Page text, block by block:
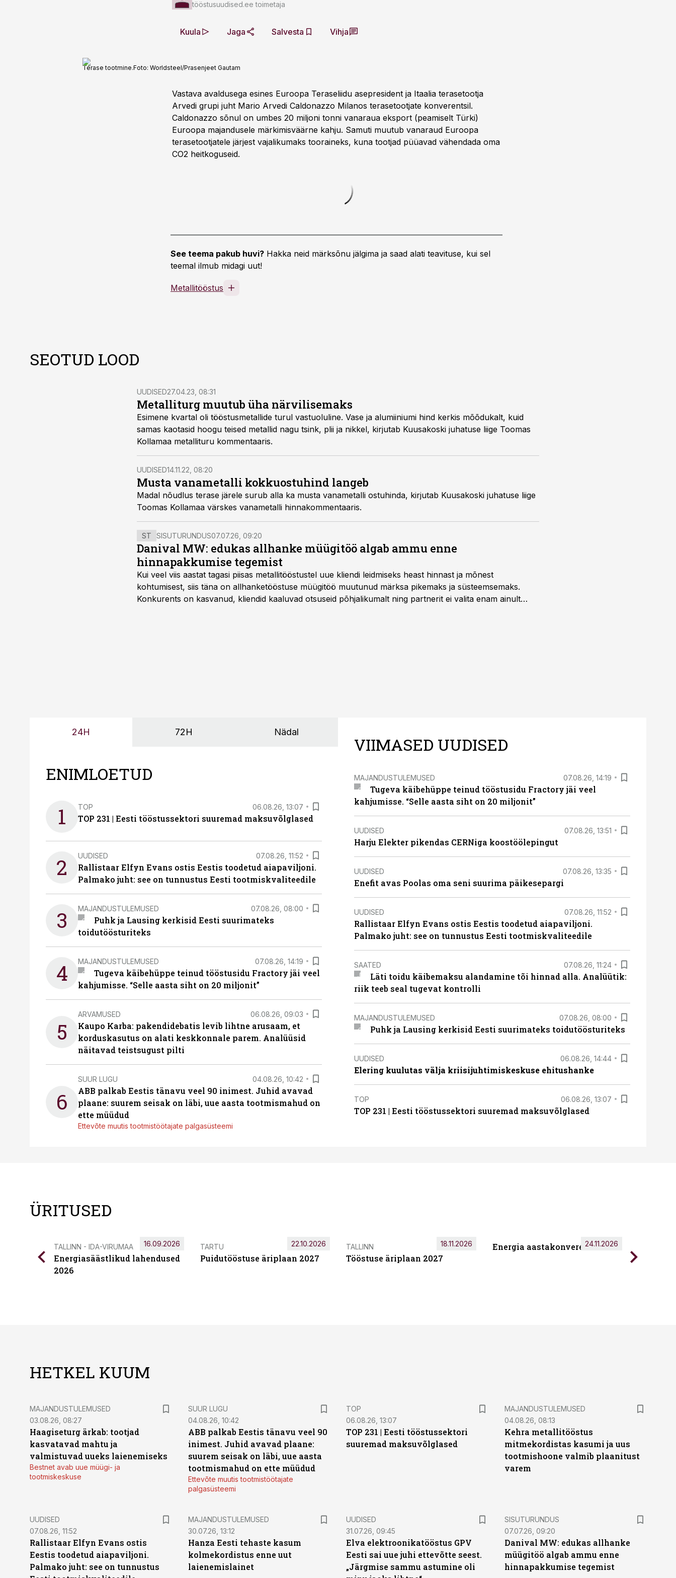
tööstusuudised.ee toimetaja
Kuula Jaga Salvesta Vihja
Terase tootmine.Foto: Worldsteel/Prasenjeet Gautam
Vastava avaldusega esines Euroopa Teraseliidu asepresident ja Itaalia terasetootja
Arvedi grupi juht Mario Arvedi Caldonazzo Milanos terasetootjate konverentsil.
Caldonazzo sõnul on umbes 20 miljoni tonni vanaraua eksport (peamiselt Türki)
Euroopa majandusele märkimisväärne kahju. Samuti muutub vanaraud Euroopa
terasetootjatele järjest vajalikumaks tooraineks, kuna tootjad püüavad vähendada oma
CO2 heitkoguseid.
See teema pakub huvi? Hakka neid märksõnu jälgima ja saad alati teavituse, kui sel
teemal ilmub midagi uut!
Metallitööstus
SEOTUD LOOD
UUDISED27.04.23, 08:31
Metalliturg muutub üha närvilisemaks
Esimene kvartal oli tööstusmetallide turul vastuoluline. Vase ja alumiiniumi hind kerkis mõõdukalt, kuid
samas kaotasid hoogu teised metallid nagu tsink, plii ja nikkel, kirjutab Kuusakoski juhatuse liige Toomas
Kollamaa metallituru kommentaaris.
UUDISED14.11.22, 08:20
Musta vanametalli kokkuostuhind langeb
Madal nõudlus terase järele surub alla ka musta vanametalli ostuhinda, kirjutab Kuusakoski juhatuse liige
Toomas Kollamaa värskes vanametalli hinnakommentaaris.
ST SISUTURUNDUS07.07.26, 09:20
Danival MW: edukas allhanke müügitöö algab ammu enne
hinnapakkumise tegemist
Kui veel viis aastat tagasi piisas metallitööstustel uue kliendi leidmiseks heast hinnast ja mõnest
kohtumisest, siis täna on allhanketööstuse müügitöö muutunud märksa pikemaks ja süsteemsemaks.
Konkurents on kasvanud, kliendid kaaluvad otsuseid põhjalikumalt ning partnerit ei valita enam ainult
24H 72H Nädal
ENIMLOETUD
1 TOP 06.08.26, 13:07
TOP 231 | Eesti tööstussektori suuremad maksuvõlglased
2 UUDISED 07.08.26, 11:52
Rallistaar Elfyn Evans ostis Eestis toodetud aiapaviljoni.
Palmako juht: see on tunnustus Eesti tootmiskvaliteedile
3 MAJANDUSTULEMUSED 07.08.26, 08:00
Puhk ja Lausing kerkisid Eesti suurimateks
toidutöösturiteks
4 MAJANDUSTULEMUSED 07.08.26, 14:19
Tugeva käibehüppe teinud tööstusidu Fractory jäi veel
kahjumisse. “Selle aasta siht on 20 miljonit”
5
ARVAMUSED 06.08.26, 09:03
Kaupo Karba: pakendidebatis levib lihtne arusaam, et
korduskasutus on alati keskkonnale parem. Analüüsid
näitavad teistsugust pilti
6
SUUR LUGU 04.08.26, 10:42
ABB palkab Eestis tänavu veel 90 inimest. Juhid avavad
plaane: suurem seisak on läbi, uue aasta tootmismahud on
ette müüdud
Ettevõte muutis tootmistöötajate palgasüsteemi
VIIMASED UUDISED
MAJANDUSTULEMUSED 07.08.26, 14:19
Tugeva käibehüppe teinud tööstusidu Fractory jäi veel
kahjumisse. “Selle aasta siht on 20 miljonit”
UUDISED 07.08.26, 13:51
Harju Elekter pikendas CERNiga koostöölepingut
UUDISED 07.08.26, 13:35
Enefit avas Poolas oma seni suurima päikesepargi
UUDISED 07.08.26, 11:52
Rallistaar Elfyn Evans ostis Eestis toodetud aiapaviljoni.
Palmako juht: see on tunnustus Eesti tootmiskvaliteedile
SAATED 07.08.26, 11:24
Läti toidu käibemaksu alandamine tõi hinnad alla. Analüütik:
riik teeb seal tugevat kontrolli
MAJANDUSTULEMUSED 07.08.26, 08:00
Puhk ja Lausing kerkisid Eesti suurimateks toidutöösturiteks
UUDISED 06.08.26, 14:44
Elering kuulutas välja kriisijuhtimiskeskuse ehitushanke
TOP 06.08.26, 13:07
TOP 231 | Eesti tööstussektori suuremad maksuvõlglased
ÜRITUSED
TALLINN - IDA-VIRUMAA
Energiasäästlikud lahendused
2026
16.09.2026 TARTU
Puidutööstuse äriplaan 2027
22.10.2026 TALLINN
Tööstuse äriplaan 2027
18.11.2026 Energia aastakonverents 2026
24.11.2026
HETKEL KUUM
MAJANDUSTULEMUSED
03.08.26, 08:27
Haagiseturg ärkab: tootjad
kasvatavad mahtu ja
valmistuvad uueks laienemiseks
Bestnet avab uue müügi- ja
tootmiskeskuse
SUUR LUGU
04.08.26, 10:42
ABB palkab Eestis tänavu veel 90
inimest. Juhid avavad plaane:
suurem seisak on läbi, uue aasta
tootmismahud on ette müüdud
Ettevõte muutis tootmistöötajate
palgasüsteemi
TOP
06.08.26, 13:07
TOP 231 | Eesti tööstussektori
suuremad maksuvõlglased
MAJANDUSTULEMUSED
04.08.26, 08:13
Kehra metallitööstus
mitmekordistas kasumi ja uus
tootmishoone valmib plaanitust
varem
UUDISED
07.08.26, 11:52
Rallistaar Elfyn Evans ostis
Eestis toodetud aiapaviljoni.
Palmako juht: see on tunnustus
MAJANDUSTULEMUSED
30.07.26, 13:12
Hanza Eesti tehaste kasum
kolmekordistus enne uut
laienemislainet
UUDISED
31.07.26, 09:45
Elva elektroonikatööstus GPV
Eesti sai uue juhi ettevõtte seest.
„Järgmise sammu astumine oli
ST
SISUTURUNDUS
07.07.26, 09:20
Danival MW: edukas allhanke
müügitöö algab ammu enne
hinnapakkumise tegemist